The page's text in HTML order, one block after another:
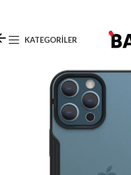
KATEGORILER